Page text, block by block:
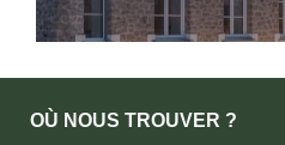
OÙ NOUS TROUVER ?